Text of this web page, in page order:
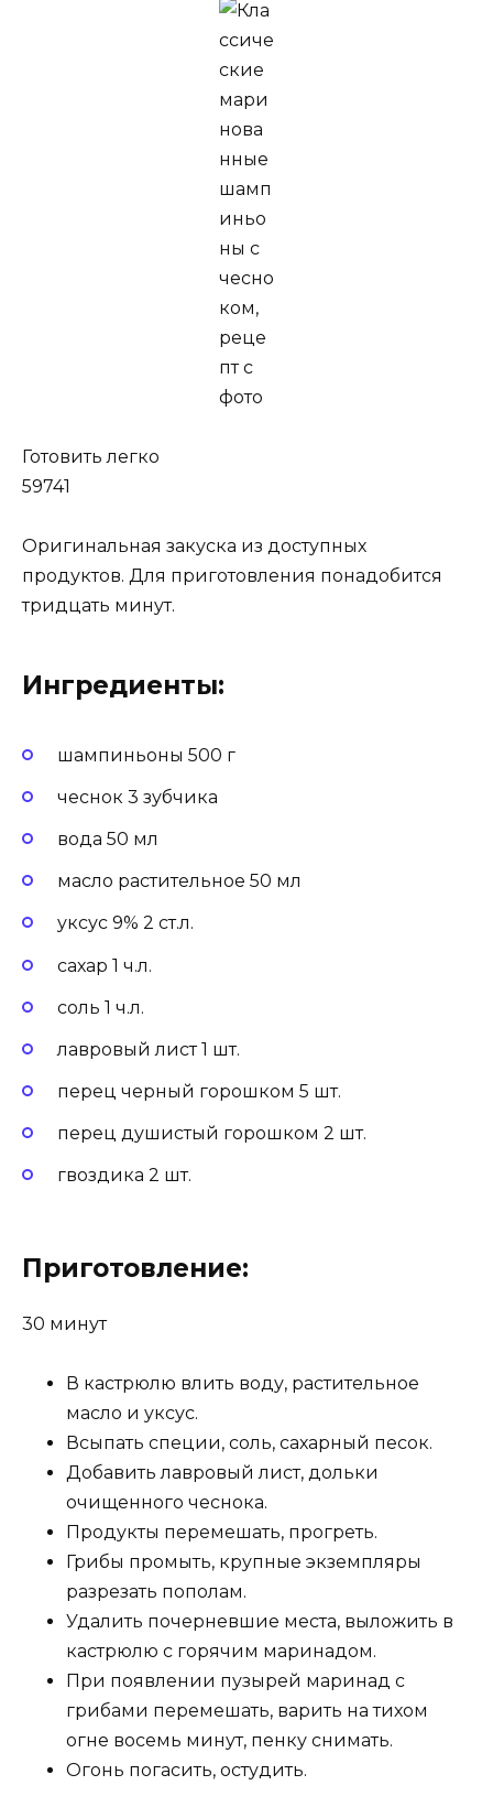
Готовить легко
59741
Оригинальная закуска из доступных
продуктов. Для приготовления понадобится
тридцать минут.
Ингредиенты:
шампиньоны 500 г
чеснок 3 зубчика
вода 50 мл
масло растительное 50 мл
уксус 9% 2 ст.л.
сахар 1 ч.л.
соль 1 ч.л.
лавровый лист 1 шт.
перец черный горошком 5 шт.
перец душистый горошком 2 шт.
гвоздика 2 шт.
Приготовление:
30 минут
В кастрюлю влить воду, растительное
масло и уксус.
Всыпать специи, соль, сахарный песок.
Добавить лавровый лист, дольки
очищенного чеснока.
Продукты перемешать, прогреть.
Грибы промыть, крупные экземпляры
разрезать пополам.
Удалить почерневшие места, выложить в
кастрюлю с горячим маринадом.
При появлении пузырей маринад с
грибами перемешать, варить на тихом
огне восемь минут, пенку снимать.
Огонь погасить, остудить.